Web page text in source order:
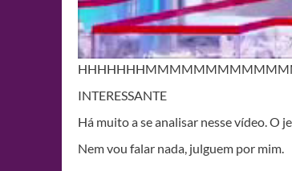
INTERESSANTE
Há muito a se analisar nesse vídeo. O
Nem vou falar nada, julguem por mim.